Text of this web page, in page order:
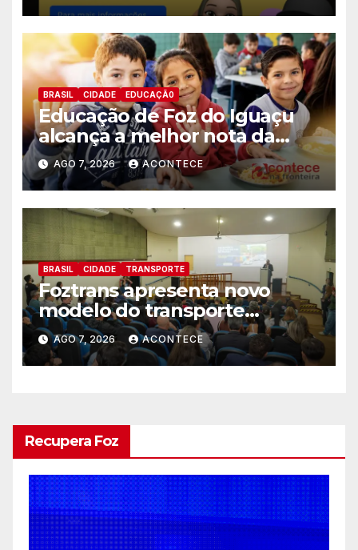
BRASIL CIDADE EDUCAÇÃ0
Educação de Foz do Iguaçu
alcança a melhor nota da
história no IDEB
AGO 7, 2026 ACONTECE
BRASIL CIDADE TRANSPORTE
Foztrans apresenta novo
modelo do transporte
coletivo em audiência pública
e avança para um sistema
mais moderno e eficiente
AGO 7, 2026 ACONTECE
Recupera Foz